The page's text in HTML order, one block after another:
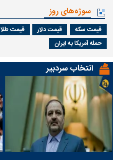
سوژه‌های روز
قیمت سکه قیمت دلار قیمت طلا
حمله آمریکا به ایران
انتخاب سردبیر